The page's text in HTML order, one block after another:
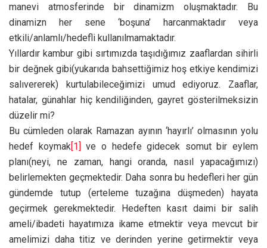
manevi atmosferinde bir dinamizm oluşmaktadır. Bu
dinamizn her sene ‘boşuna’ harcanmaktadır veya
etkili/anlamlı/hedefli kullanılmamaktadır.
Yıllardır kambur gibi sırtımızda taşıdığımız zaaflardan sihirli
bir değnek gibi(yukarıda bahsettiğimiz hoş etkiye kendimizi
salıvererek) kurtulabileceğimizi umud ediyoruz. Zaaflar,
hatalar, günahlar hiç kendiliğinden, gayret gösterilmeksizin
düzelir mi?
Bu cümleden olarak Ramazan ayının ‘hayırlı’ olmasının yolu
hedef koymak[1] ve o hedefe gidecek somut bir eylem
planı(neyi, ne zaman, hangi oranda, nasıl yapacağımızı)
belirlemekten geçmektedir. Daha sonra bu hedefleri her gün
gündemde tutup (erteleme tuzağına düşmeden) hayata
geçirmek gerekmektedir. Hedeften kasıt daimi bir salih
ameli/ibadeti hayatımıza ikame etmektir veya mevcut bir
amelimizi daha titiz ve derinden yerine getirmektir veya